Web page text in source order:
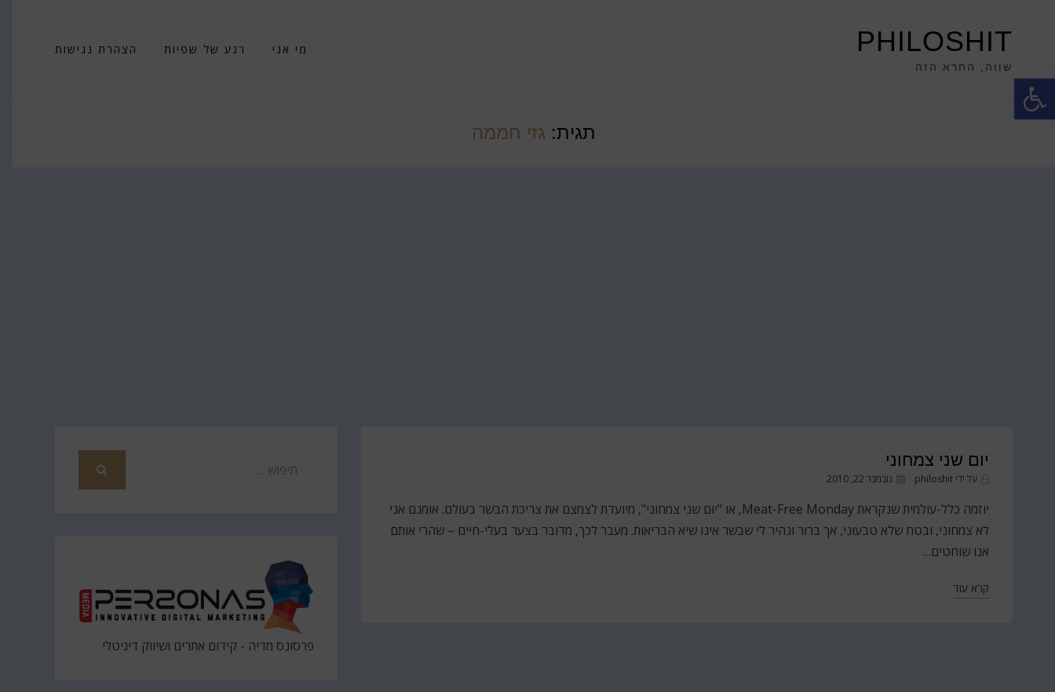
פתח סרגל נגישות
PHILOSHIT
שווה, החרא הזה
מי אני רגע של שפיות הצהרת נגישות
תגית: גזי חממה
יום שני צמחוני
על ידיphiloshit
פורסםנובמבר 22, 2010
יוזמה כלל-עולמית שנקראת Meat-Free Monday, או "יום שני צמחוני", מיועדת לצמצם את צריכת הבשר בעולם. אומנם אני
לא צמחוני, ובטח שלא טבעוני, אך ברור ונהיר לי שבשר אינו שיא הבריאות. מעבר לכך, מדובר בצער בעלי-חיים – שהרי אותם
אנו שוחטים…
קרא עוד
פרסונס מדיה - קידום אתרים ושיווק דיגיטלי